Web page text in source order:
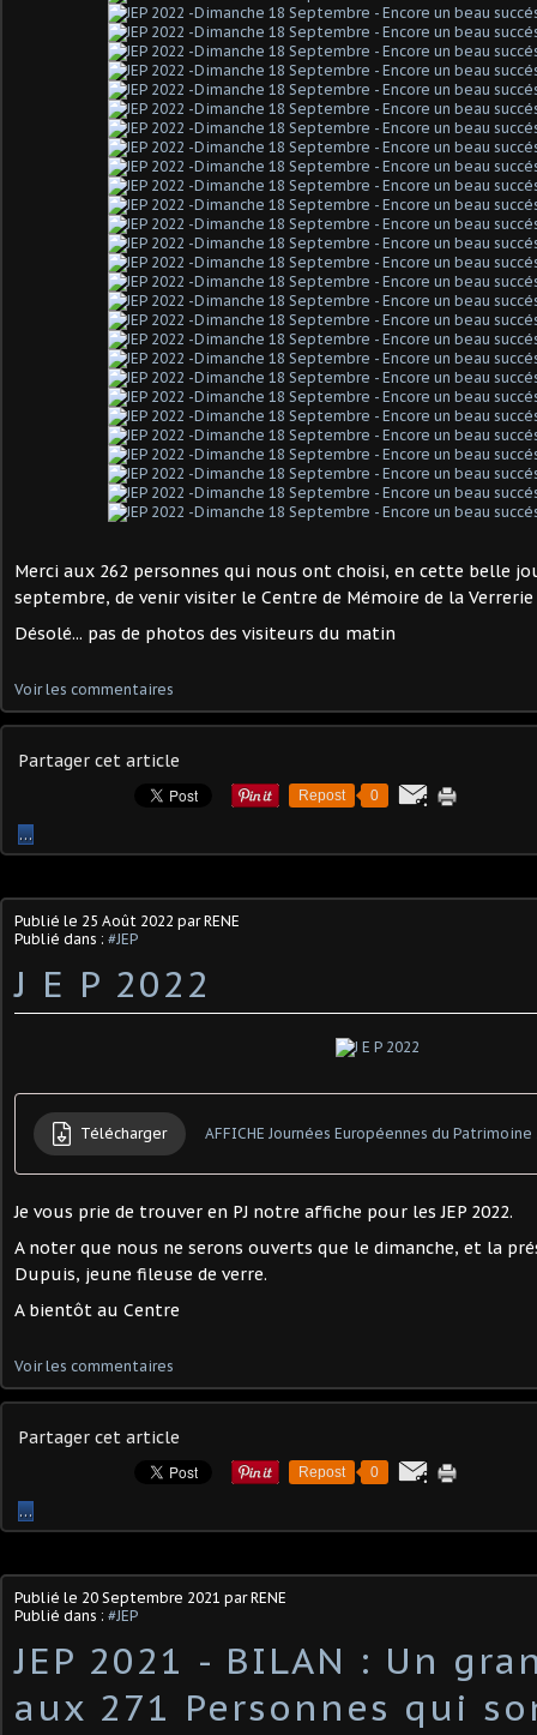
Merci aux 262 personnes qui nous ont choisi, en cette belle
septembre, de venir visiter le Centre de Mémoire de la
Désolé... pas de photos des visiteurs du matin
Voir les commentaires
Partager cet article
Repost 0
…
Publié le 25 Août 2022 par RENE
Publié dans : #JEP
J E P 2022
Télécharger AFFICHE Journées Européennes du
Je vous prie de trouver en PJ notre affiche pour les JEP 2022.
A noter que nous ne serons ouverts que le dimanche, et la
Dupuis, jeune fileuse de verre.
A bientôt au Centre
Voir les commentaires
Partager cet article
Repost 0
…
Publié le 20 Septembre 2021 par RENE
Publié dans : #JEP
JEP 2021 - BILAN : Un
aux 271 Personnes qui